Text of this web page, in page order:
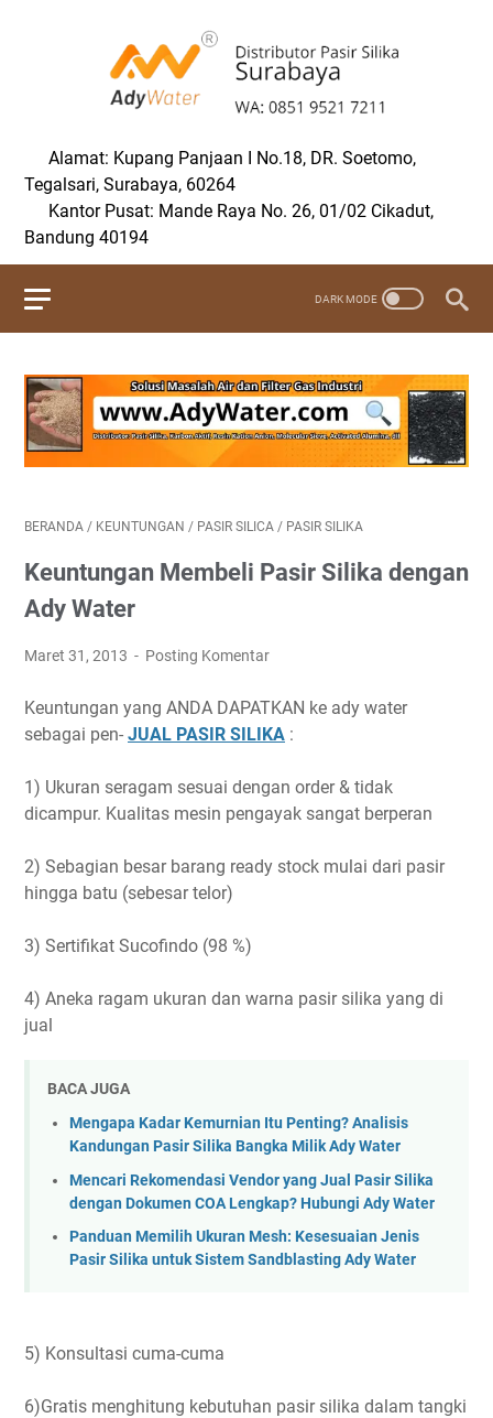
Alamat: Kupang Panjaan I No.18, DR. Soetomo,
Tegalsari, Surabaya, 60264
Kantor Pusat: Mande Raya No. 26, 01/02 Cikadut,
Bandung 40194
BERANDA / KEUNTUNGAN / PASIR SILICA / PASIR SILIKA
Keuntungan Membeli Pasir Silika dengan
Ady Water
Maret 31, 2013 Posting Komentar
Keuntungan yang ANDA DAPATKAN ke ady water
sebagai pen- JUAL PASIR SILIKA :
1) Ukuran seragam sesuai dengan order & tidak
dicampur. Kualitas mesin pengayak sangat berperan
2) Sebagian besar barang ready stock mulai dari pasir
hingga batu (sebesar telor)
3) Sertifikat Sucofindo (98 %)
4) Aneka ragam ukuran dan warna pasir silika yang di
jual
BACA JUGA
Mengapa Kadar Kemurnian Itu Penting? Analisis
Kandungan Pasir Silika Bangka Milik Ady Water
Mencari Rekomendasi Vendor yang Jual Pasir Silika
dengan Dokumen COA Lengkap? Hubungi Ady Water
Panduan Memilih Ukuran Mesh: Kesesuaian Jenis
Pasir Silika untuk Sistem Sandblasting Ady Water
5) Konsultasi cuma-cuma
6)Gratis menghitung kebutuhan pasir silika dalam tangki